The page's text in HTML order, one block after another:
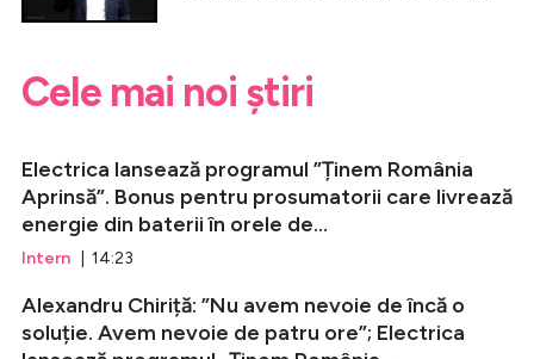
Cele mai noi știri
Electrica lansează programul ”Ținem România
Aprinsă”. Bonus pentru prosumatorii care livrează
energie din baterii în orele de...
Intern | 14:23
Alexandru Chiriță: ”Nu avem nevoie de încă o
soluție. Avem nevoie de patru ore”; Electrica